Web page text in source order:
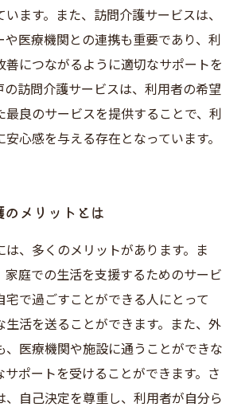
ます。また、訪問介護サービスは、
や医療機関との連携も重要であり、利
善につながるように適切なサポートを
の訪問介護サービスは、利用者の希望
最良のサービスを提供することで、利
心感を与える存在となっています。
メリットとは
は、多くのメリットがあります。ま
家庭での生活を支援するためのサービ
宅で過ごすことができる人にとって
生活を送ることができます。また、外
、医療機関や施設に通うことができな
サポートを受けることができます。さ
、自己決定を尊重し、利用者が自分ら